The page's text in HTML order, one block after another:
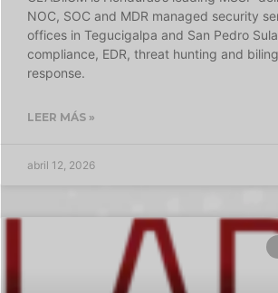
NOC, SOC and MDR managed security
offices in Tegucigalpa and San Pedro
compliance, EDR, threat hunting and
response.
LEER MÁS »
abril 12, 2026